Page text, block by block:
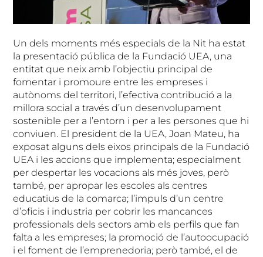
Un dels moments més especials de la Nit ha estat
la presentació pública de la Fundació UEA, una
entitat que neix amb l’objectiu principal de
fomentar i promoure entre les empreses i
autònoms del territori, l’efectiva contribució a la
millora social a través d’un desenvolupament
sostenible per a l’entorn i per a les persones que hi
conviuen. El president de la UEA, Joan Mateu, ha
exposat alguns dels eixos principals de la Fundació
UEA i les accions que implementa; especialment
per despertar les vocacions als més joves, però
també, per apropar les escoles als centres
educatius de la comarca; l’impuls d’un centre
d’oficis i industria per cobrir les mancances
professionals dels sectors amb els perfils que fan
falta a les empreses; la promoció de l’autoocupació
i el foment de l’emprenedoria; però també, el de